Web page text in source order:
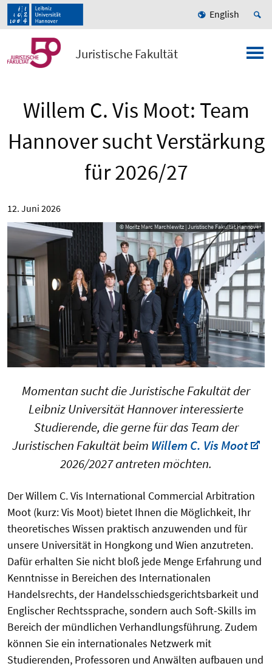
English
Juristische Fakultät
Willem C. Vis Moot: Team
Hannover sucht Verstärkung
für 2026/27
12. Juni 2026
© Moritz Marc Marchlewitz | Juristische Fakultät Hannover
Momentan sucht die Juristische Fakultät der
Leibniz Universität Hannover interessierte
Studierende, die gerne für das Team der
Juristischen Fakultät beim Willem C. Vis Moot
2026/2027 antreten möchten.
Der Willem C. Vis International Commercial Arbitration
Moot (kurz: Vis Moot) bietet Ihnen die Möglichkeit, Ihr
theoretisches Wissen praktisch anzuwenden und für
unsere Universität in Hongkong und Wien anzutreten.
Dafür erhalten Sie nicht bloß jede Menge Erfahrung und
Kenntnisse in Bereichen des Internationalen
Handelsrechts, der Handelsschiedsgerichtsbarkeit und
Englischer Rechtssprache, sondern auch Soft-Skills im
Bereich der mündlichen Verhandlungsführung. Zudem
können Sie ein internationales Netzwerk mit
Studierenden, Professoren und Anwälten aufbauen und